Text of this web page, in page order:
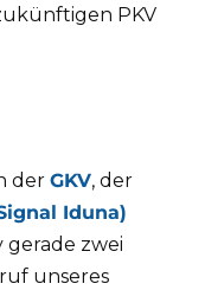
PKV
der GKV, der
Iduna)
gerade zwei
unseres